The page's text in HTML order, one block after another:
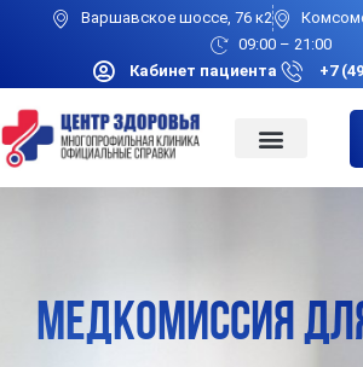
Варшавское шоссе, 76 к2
09:00 – 21:00
Кабинет пациента
+7
МЕДКОМИССИЯ